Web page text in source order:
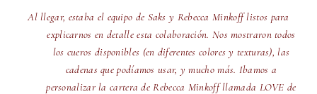
Al llegar, estaba el equipo de Saks y Rebecca Minkoff listos para
explicarnos en detalle esta colaboración. Nos mostraron todos
los cueros disponibles (en diferentes colores y texturas), las
cadenas que podíamos usar, y mucho más. Ibamos a
personalizar la cartera de Rebecca Minkoff llamada LOVE de